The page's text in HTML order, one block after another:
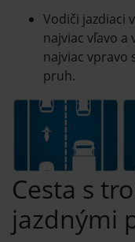
Vodiči jazdiaci
najviac vľavo a
najviac vpravo
pruh.
Cesta s
jazdnými